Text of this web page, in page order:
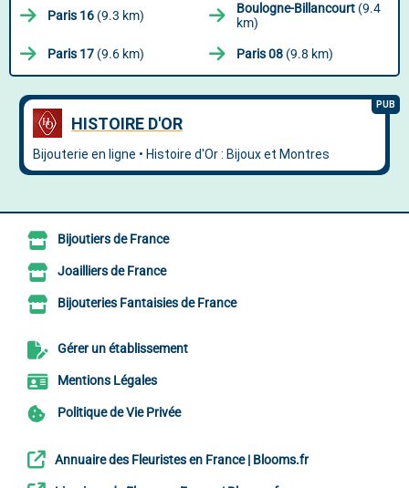
Paris 16 (9.3 km) Boulogne-Billancourt (9.4
km)
Paris 17 (9.6 km) Paris 08 (9.8 km)
Bijoutiers de France
Joailliers de France
Bijouteries Fantaisies de France
Gérer un établissement
Mentions Légales
Politique de Vie Privée
Annuaire des Fleuristes en France | Blooms.fr